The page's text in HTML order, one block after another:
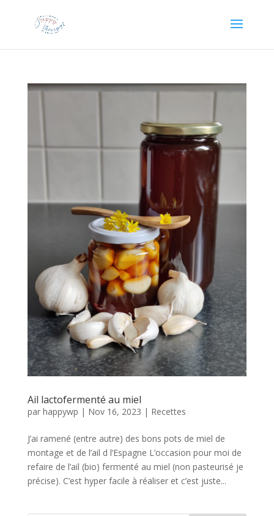
Ail lactofermenté au miel
par happywp | Nov 16, 2023 | Recettes
J’ai ramené (entre autre) des bons pots de miel de
montage et de l’ail d l’Espagne L’occasion pour moi de
refaire de l’ail (bio) fermenté au miel (non pasteurisé je
précise). C’est hyper facile à réaliser et c’est juste...